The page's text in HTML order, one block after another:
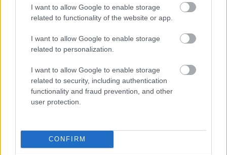
I want to allow Google to enable storage
related to functionality of the website or app.
I want to allow Google to enable storage
related to personalization.
I want to allow Google to enable storage
related to security, including authentication
functionality and fraud prevention, and other
user protection.
CONFIRM